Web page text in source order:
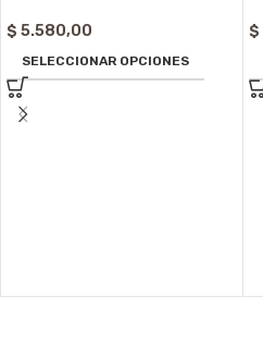
$ 5.580,00
SELECCIONAR OPCIONES
$